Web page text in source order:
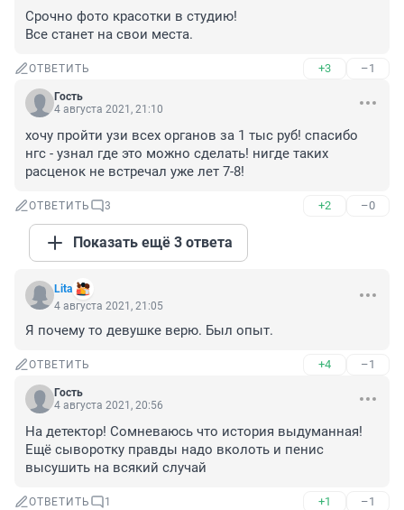
Срочно фото красотки в студию!
Все станет на свои места.
ОТВЕТИТЬ +3 –1
Гость
4 августа 2021, 21:10
хочу пройти узи всех органов за 1 тыс руб! спасибо
нгс - узнал где это можно сделать! нигде таких
расценок не встречал уже лет 7-8!
ОТВЕТИТЬ 3 +2 –0
Показать ещё 3 ответа
Lita
4 августа 2021, 21:05
Я почему то девушке верю. Был опыт.
ОТВЕТИТЬ +4 –1
Гость
4 августа 2021, 20:56
На детектор! Сомневаюсь что история выдуманная!
Ещё сыворотку правды надо вколоть и пенис
высушить на всякий случай
ОТВЕТИТЬ 1 +1 –1